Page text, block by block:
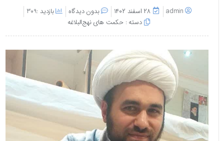
admin ۲۸ اسفند ۱۴۰۲ بدون دیدگاه
بازدید :309
دسته :حکمت های نهج‌البلاغه